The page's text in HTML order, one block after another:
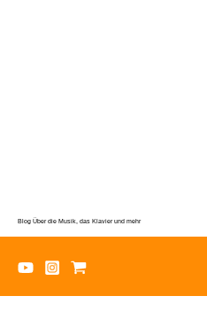
Blog Über die Musik, das Klavier und mehr